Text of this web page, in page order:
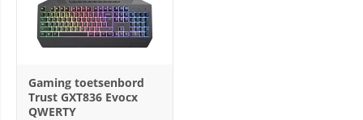
Gaming toetsenbord
Trust GXT836 Evocx
QWERTY